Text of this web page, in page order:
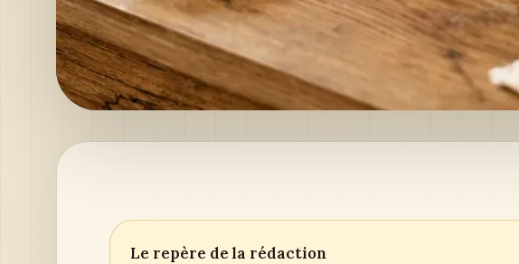
Le repère de la rédaction